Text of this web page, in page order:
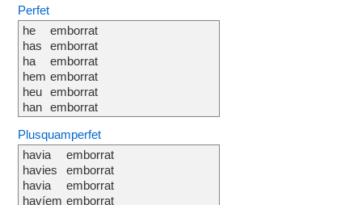
Perfet
he
has
ha
hem
heu
han
emborrat
emborrat
emborrat
emborrat
emborrat
emborrat
Plusquamperfet
havia
havies
havia
havíem
emborrat
emborrat
emborrat
emborrat